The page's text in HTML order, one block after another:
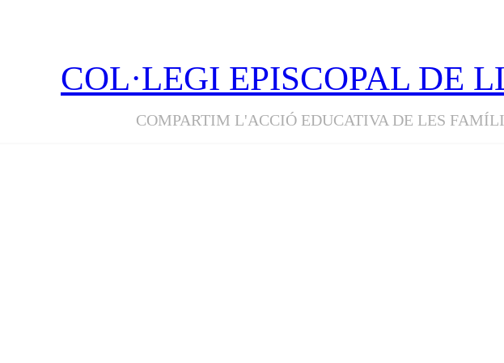
COL·LEGI EPISCOPAL DE
COMPARTIM L'ACCIÓ EDUCATIVA DE LES